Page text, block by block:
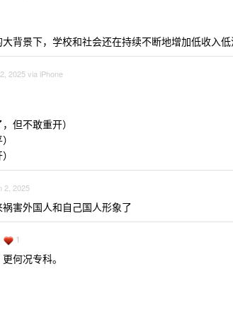
背景下，学校和社会还在持续不断地增加低收入低
2025 via iPhone
但不敢重开）
2, 2025
害外国人和自己国人形象了
1
何况专科。